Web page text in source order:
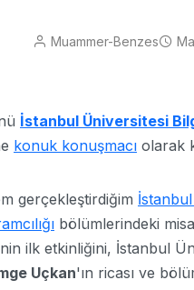
Muammer-Benzes
İstanbul Üniversitesi
konuk konuşmacı olarak
gerçekleştirdiğim
bölümlerindeki
ilk etkinliğini, İstanbul
Uçkan'ın ricası ve